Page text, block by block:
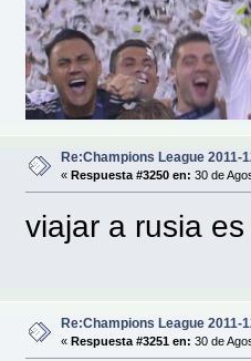
Re:Champions League 2011-
«Respuesta #3250 en: 30 de
viajar a rusia
Re:Champions League 2011-
«Respuesta #3251 en: 30 de